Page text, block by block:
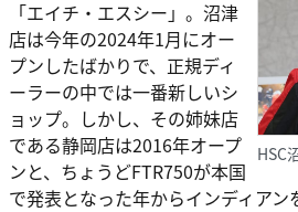
HSC
「エイチ・エスシー」。沼津
店は今年の2024年1月にオー
プンしたばかりで、正規ディ
ーラーの中では一番新しいシ
ョップ。しかし、その姉妹店
である静岡店は2016年オープ
ンと、ちょうどFTR750が本国
で発表となった年からインディアン